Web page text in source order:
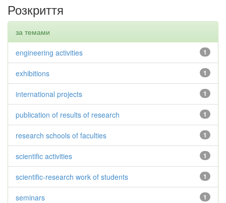
Розкриття
за темами
1
engineering activities
1
exhibitions
1
international projects
1
publication of results of research
1
research schools of faculties
1
scientific activities
1
scientific-research work of students
1
seminars